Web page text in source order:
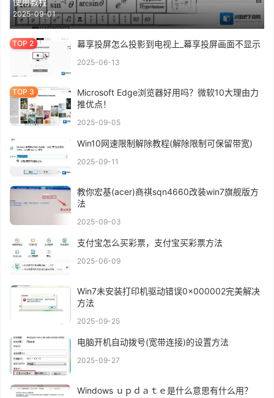
2025-09-01
幕享投屏怎么投影到电视上_幕享投屏画面不显示
2025-06-13
Microsoft Edge浏览器好用吗？微软10大理由力
推优点！
2025-09-05
Win10网速限制解除教程(解除限制可保留带宽)
2025-09-11
教你宏基(acer)商祺sqn4660改装win7旗舰版方
法
2025-09-03
支付宝怎么买彩票，支付宝买彩票方法
2025-06-09
Win7未安装打印机驱动错误0x000002完美解决
方法
2025-09-25
电脑开机自动拨号(宽带连接)的设置方法
2025-09-27
Windows ｕｐｄａｔｅ是什么意思有什么用？